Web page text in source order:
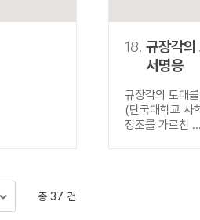
18. 규장각
서명응
규장각의 토대
(단국대학교 사
정조를 가르친
총 37 건